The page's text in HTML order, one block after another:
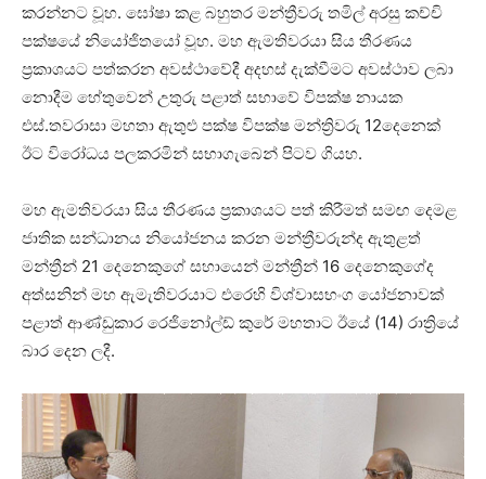
කරන්නට වූහ. ඝෝෂා කළ බහුතර මන්ත්‍රීවරු තමිල් අරසු කච්චි
පක්ෂයේ නියෝජිතයෝ වූහ. මහ ඇමතිවරයා සිය තීරණය
ප්‍රකාශයට පත්කරන අවස්ථාවේදී අදහස් දැක්වීමට අවස්ථාව ලබා
නොදීම හේතුවෙන් උතුරු පළාත් සභාවේ විපක්ෂ නායක
එස්.තවරාසා මහතා ඇතුළු පක්ෂ විපක්ෂ මන්ත්‍රිවරු 12දෙනෙක්
ඊට විරෝධය පලකරමින් සභාගැබෙන් පිටව ගියහ.
මහ ඇමතිවරයා සිය තීරණය ප්‍රකාශයට පත් කිරීමත් සමඟ දෙමළ
ජාතික සන්ධානය නියෝජනය කරන මන්ත්‍රීවරුන්ද ඇතුළත්
මන්ත්‍රීන් 21 දෙනෙකුගේ සහායෙන් මන්ත්‍රීන් 16 දෙනෙකුගේද
අත්සනින් මහ ඇමැතිවරයාට එරෙහි විශ්වාසභංග යෝජනාවක්
පළාත් ආණ්ඩුකාර රෙජිනෝල්ඩ් කුරේ මහතාට ඊයේ (14) රාත්‍රියේ
බාර දෙන ලදී.